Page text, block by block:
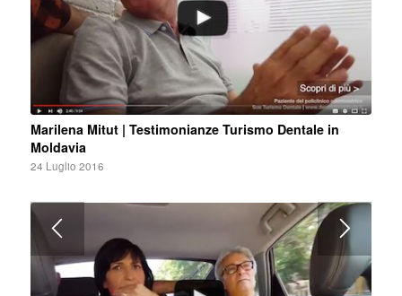
Marilena Mitut | Testimonianze Turismo Dentale in
Moldavia
24 Luglio 2016